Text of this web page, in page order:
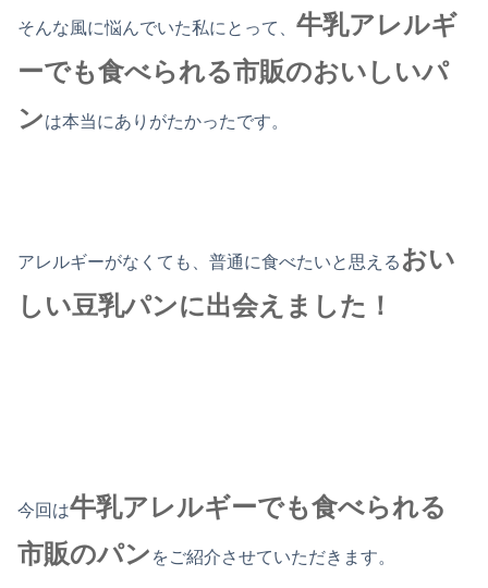
そんな風に悩んでいた私にとって、 牛乳アレルギ
ーでも食べられる市販のおいしいパ
ンは本当にありがたかったです。
アレルギーがなくても、普通に食べたいと思える おい
しい豆乳パンに出会えました！
今回は牛乳アレルギーでも食べられる
市販のパン をご紹介させていただきます。